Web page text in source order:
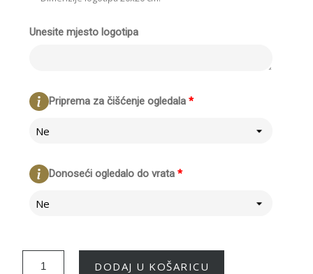
Unesite mjesto logotipa
*
Priprema za čišćenje ogledala
Ne
*
Donoseći ogledalo do vrata
Ne
DODAJ U KOŠARICU